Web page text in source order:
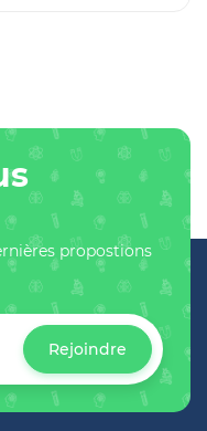
propostions
Rejoindre